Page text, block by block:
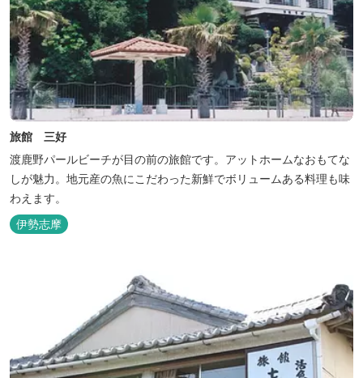
旅館 三好
渡鹿野パールビーチが目の前の旅館です。アットホームなおもてな
しが魅力。地元産の魚にこだわった新鮮でボリュームある料理も味
わえます。
伊勢志摩